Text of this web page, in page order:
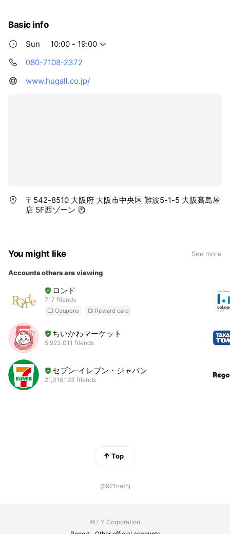
Basic info
Sun
10:00 - 19:00
080-7108-2372
www.hugall.co.jp/
〒542-8510 大阪府 大阪市中央区 難波5-1-5 大阪髙島屋
店 5F西ゾーン
You might like See more
Accounts others are viewing
ロンド
717 friends
Coupons Reward card
ちいかわマーケット
5,923,011 friends
セブン‐イレブン・ジャパン
21,016,193 friends
Top
@921nafhj
© LY Corporation